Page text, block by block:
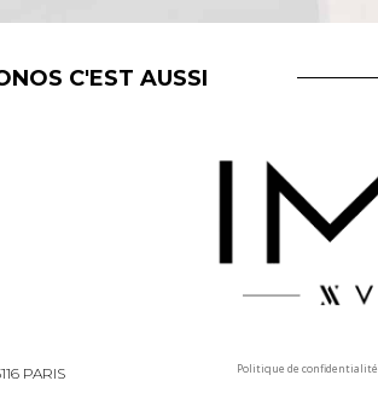
C'EST AUSSI
PARIS Politique de confidentialité